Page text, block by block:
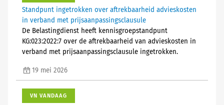
Standpunt ingetrokken over aftrekbaarheid advieskosten
in verband met prijsaanpassingsclausule
De Belastingdienst heeft kennisgroepstandpunt
KG:023:2022:7 over de aftrekbaarheid van advieskosten in
verband met prijsaanpassingsclausule ingetrokken.
19 mei 2026
VN VANDAAG